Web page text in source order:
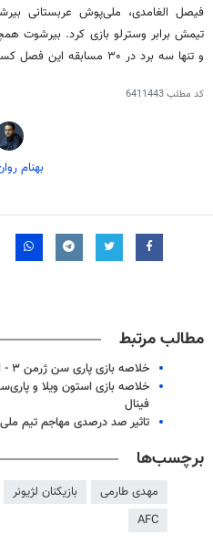
تیمش برابر وسترلو بازی کرد. بیرشوت
و تنها سه برد در ۳۰ مسابقه این فصل کسب کرده است.
کد مطلب6411443
بهنام
مطالب مرتبط
خلاصه بازی پاری سن ژرمن ۳ - استون ویلا ۱
خلاصه بازی استون ویلا و
فینال
تاثیر صد درصدی مهاجم تیم ملی
برچسب‌ها
مهدی طارمی بازیکنان لژیونر
AFC